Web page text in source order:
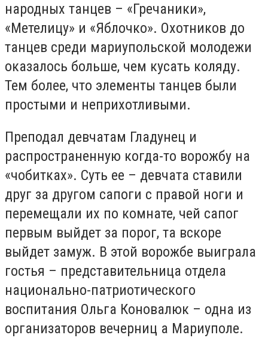
народных танцев – «Гречаники»,
«Метелицу» и «Яблочко». Охотников до
танцев среди мариупольской молодежи
оказалось больше, чем кусать коляду.
Тем более, что элементы танцев были
простыми и неприхотливыми.
Преподал девчатам Гладунец и
распространенную когда-то ворожбу на
«чобитках». Суть ее – девчата ставили
друг за другом сапоги с правой ноги и
перемещали их по комнате, чей сапог
первым выйдет за порог, та вскоре
выйдет замуж. В этой ворожбе выиграла
гостья – представительница отдела
национально-патриотического
воспитания Ольга Коновалюк – одна из
организаторов вечерниц а Мариуполе.